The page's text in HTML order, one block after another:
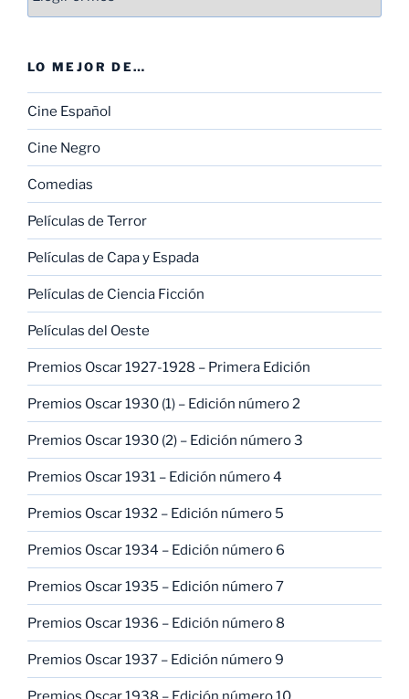
LO MEJOR DE…
Cine Español
Cine Negro
Comedias
Películas de Terror
Películas de Capa y Espada
Películas de Ciencia Ficción
Películas del Oeste
Premios Oscar 1927-1928 – Primera Edición
Premios Oscar 1930 (1) – Edición número 2
Premios Oscar 1930 (2) – Edición número 3
Premios Oscar 1931 – Edición número 4
Premios Oscar 1932 – Edición número 5
Premios Oscar 1934 – Edición número 6
Premios Oscar 1935 – Edición número 7
Premios Oscar 1936 – Edición número 8
Premios Oscar 1937 – Edición número 9